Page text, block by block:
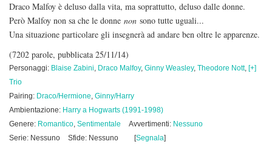
Draco Malfoy è deluso dalla vita, ma soprattutto, deluso dalle donne.
Però Malfoy non sa che le donne non sono tutte uguali...
Una situazione particolare gli insegnerà ad andare ben oltre le apparenze.
(7202 parole, pubblicata 25/11/14)
Personaggi: Blaise Zabini, Draco Malfoy, Ginny Weasley, Theodore Nott, [+]
Trio
Pairing: Draco/Hermione, Ginny/Harry
Ambientazione: Harry a Hogwarts (1991-1998)
Genere: Romantico, Sentimentale Avvertimenti: Nessuno
Serie: Nessuno
Sfide: Nessuno [Segnala]